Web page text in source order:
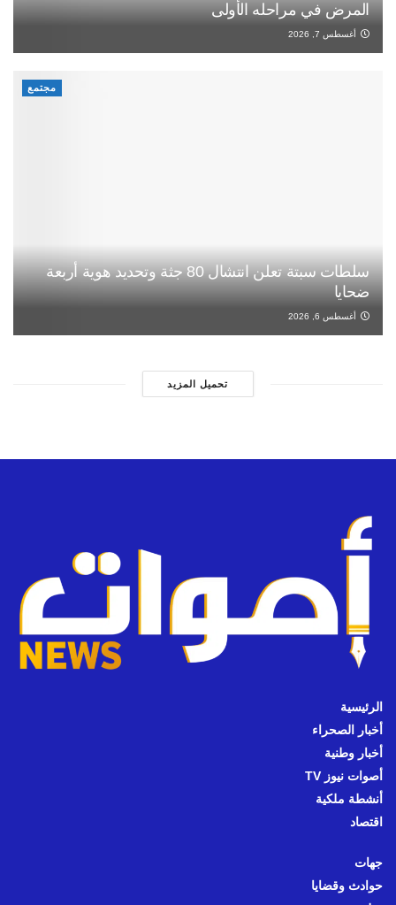
المرض في مراحله الأولى
أغسطس 7, 2026
مجتمع
سلطات سبتة تعلن انتشال 80 جثة وتحديد هوية أربعة
ضحايا
أغسطس 6, 2026
تحميل المزيد
الرئيسية
أخبار الصحراء
أخبار وطنية
أصوات نيوز TV
أنشطة ملكية
اقتصاد
جهات
حوادث وقضايا